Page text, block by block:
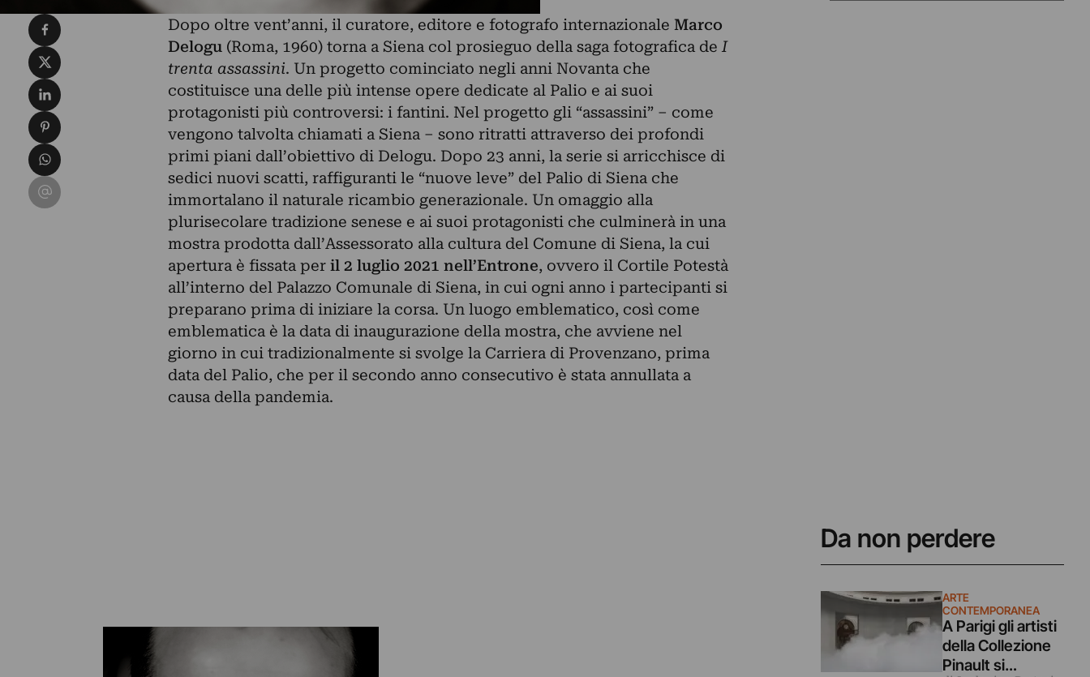
Dopo oltre vent’anni, il curatore, editore e fotografo internazionale Marco
Delogu(Roma, 1960) torna a Siena col prosieguo della saga fotografica de I
trenta assassini. Un progetto cominciato negli anni Novanta che
costituisce una delle più intense opere dedicate al Palio e ai suoi
protagonisti più controversi: i fantini. Nel progetto gli “assassini” – come
vengono talvolta chiamati a Siena – sono ritratti attraverso dei profondi
primi piani dall’obiettivo di Delogu. Dopo 23 anni, la serie si arricchisce di
sedici nuovi scatti, raffiguranti le “nuove leve” del Palio di Siena che
immortalano il naturale ricambio generazionale. Un omaggio alla
plurisecolare tradizione senese e ai suoi protagonisti che culminerà in una
mostra prodotta dall’Assessorato alla cultura del Comune di Siena, la cui
apertura è fissata per il 2 luglio 2021 nell’Entrone, ovvero il Cortile Potestà
all’interno del Palazzo Comunale di Siena, in cui ogni anno i partecipanti si
preparano prima di iniziare la corsa. Un luogo emblematico, così come
emblematica è la data di inaugurazione della mostra, che avviene nel
giorno in cui tradizionalmente si svolge la Carriera di Provenzano, prima
data del Palio, che per il secondo anno consecutivo è stata annullata a
causa della pandemia.
Da non perdere
ARTE
CONTEMPORANEA
A Parigi gli artisti
della Collezione
Pinault si
Condividi su Facebook
Condividi su X
Condividi su LinkedIn
Condividi su Pinterest
Condividi su WhatsApp
Condividi su Email